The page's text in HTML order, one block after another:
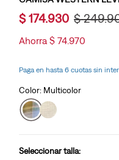
$ 174.930 $ 249.
Ahorra$ 74.970
Paga en hasta 6 cuotas sin
Color: Multicolor
Seleccionar talla: